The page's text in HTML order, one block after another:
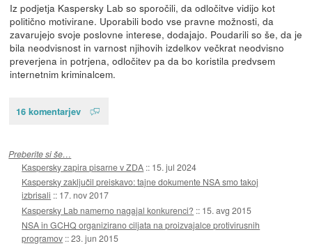
Iz podjetja Kaspersky Lab so sporočili, da odločitve vidijo kot
politično motivirane. Uporabili bodo vse pravne možnosti, da
zavarujejo svoje poslovne interese, dodajajo. Poudarili so še, da je
bila neodvisnost in varnost njihovih izdelkov večkrat neodvisno
preverjena in potrjena, odločitev pa da bo koristila predvsem
internetnim kriminalcem.
16 komentarjev
Preberite si še…
Kaspersky zapira pisarne v ZDA :: 15. jul 2024
Kaspersky zaključil preiskavo: tajne dokumente NSA smo takoj
izbrisali :: 17. nov 2017
Kaspersky Lab namerno nagajal konkurenci? :: 15. avg 2015
NSA in GCHQ organizirano ciljata na proizvajalce protivirusnih
programov ::23. jun 2015